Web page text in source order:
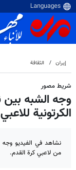
إيران الثقافة
شريط مصور
وجه الشبه
الكرتونية
نشاهد في الفيديو وجه
من لاعبي كرة القدم.